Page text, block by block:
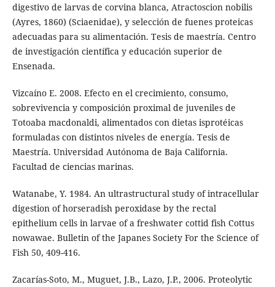
digestivo de larvas de corvina blanca, Atractoscion nobilis
(Ayres, 1860) (Sciaenidae), y selección de fuenes proteicas
adecuadas para su alimentación. Tesis de maestría. Centro
de investigación científica y educación superior de
Ensenada.
Vizcaíno E. 2008. Efecto en el crecimiento, consumo,
sobrevivencia y composición proximal de juveniles de
Totoaba macdonaldi, alimentados con dietas isprotéicas
formuladas con distintos niveles de energía. Tesis de
Maestría. Universidad Autónoma de Baja California.
Facultad de ciencias marinas.
Watanabe, Y. 1984. An ultrastructural study of intracellular
digestion of horseradish peroxidase by the rectal
epithelium cells in larvae of a freshwater cottid fish Cottus
nowawae. Bulletin of the Japanes Society For the Science of
Fish 50, 409-416.
Zacarías-Soto, M., Muguet, J.B., Lazo, J.P., 2006. Proteolytic